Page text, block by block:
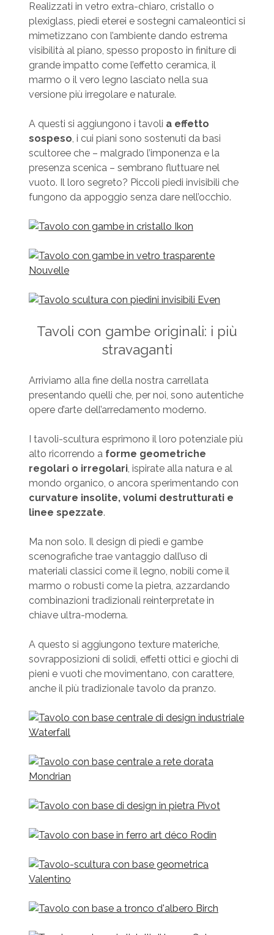
Realizzati in vetro extra-chiaro, cristallo o
plexiglass, piedi eterei e sostegni camaleontici si
mimetizzano con l’ambiente dando estrema
visibilità al piano, spesso proposto in finiture di
grande impatto come l’effetto ceramica, il
marmo o il vero legno lasciato nella sua
versione più irregolare e naturale.
A questi si aggiungono i tavoli a effetto
sospeso, i cui piani sono sostenuti da basi
scultoree che – malgrado l’imponenza e la
presenza scenica – sembrano fluttuare nel
vuoto. Il loro segreto? Piccoli piedi invisibili che
fungono da appoggio senza dare nell’occhio.
Tavoli con gambe originali: i più
stravaganti
Arriviamo alla fine della nostra carrellata
presentando quelli che, per noi, sono autentiche
opere d’arte dell’arredamento moderno.
I tavoli-scultura esprimono il loro potenziale più
alto ricorrendo a forme geometriche
regolari o irregolari, ispirate alla natura e al
mondo organico, o ancora sperimentando con
curvature insolite, volumi destrutturati e
linee spezzate.
Ma non solo. Il design di piedi e gambe
scenografiche trae vantaggio dall’uso di
materiali classici come il legno, nobili come il
marmo o robusti come la pietra, azzardando
combinazioni tradizionali reinterpretate in
chiave ultra-moderna.
A questo si aggiungono texture materiche,
sovrapposizioni di solidi, effetti ottici e giochi di
pieni e vuoti che movimentano, con carattere,
anche il più tradizionale tavolo da pranzo.